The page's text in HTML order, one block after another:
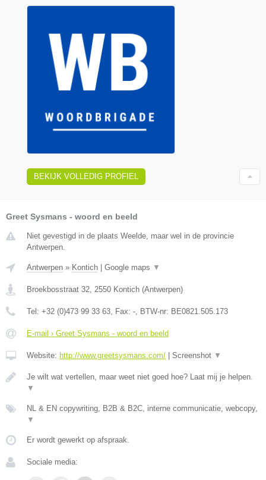
BEKIJK VOLLEDIG PROFIEL
Greet Sysmans - woord en beeld
Niet gevestigd in de plaats Weelde, maar wel in de provincie
Antwerpen.
Antwerpen » Kontich | Google maps ▼
Broekbosstraat 32 2550 Kontich (Antwerpen)
Tel: +32 (0)473 99 33 63 , Fax: - , BTW-nr: BE0821.505.173
E-mail › Greet Sysmans - woord en beeld
Website: http://www.greetsysmans.com/ | Screenshot ▼
Je wilt wat vertellen, maar weet niet goed hoe? Laat mij je helpen.
▼
NL & EN copywriting, B2B & B2C, interne communicatie, webcopy,
▼
Er wordt gewerkt op afspraak.
Sociale media: